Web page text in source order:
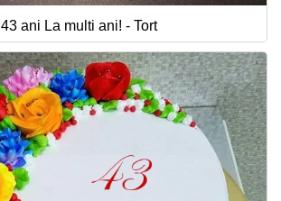
43 ani La multi ani! - Tort